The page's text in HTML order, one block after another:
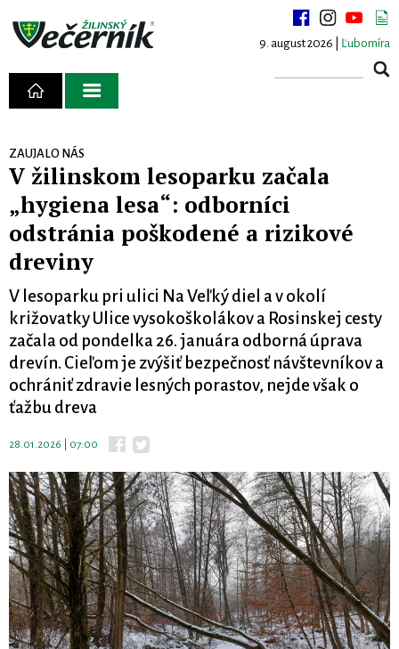
9. august 2026 | Ľubomíra
ZAUJALO NÁS
V žilinskom lesoparku začala
„hygiena lesa“: odborníci
odstránia poškodené a rizikové
dreviny
V lesoparku pri ulici Na Veľký diel a v okolí
križovatky Ulice vysokoškolákov a Rosinskej cesty
začala od pondelka 26. januára odborná úprava
drevín. Cieľom je zvýšiť bezpečnosť návštevníkov a
ochrániť zdravie lesných porastov, nejde však o
ťažbu dreva
28.01.2026 | 07:00